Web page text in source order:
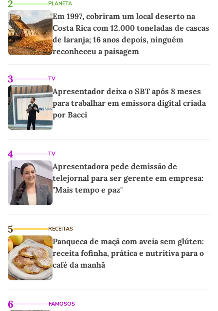
2 PLANETA
Em 1997, cobriram um local deserto na
Costa Rica com 12.000 toneladas de cascas
de laranja; 16 anos depois, ninguém
reconheceu a paisagem
3 TV
Apresentador deixa o SBT após 8 meses
para trabalhar em emissora digital criada
por Bacci
4 TV
Apresentadora pede demissão de
telejornal para ser gerente em empresa:
"Mais tempo e paz"
5 RECEITAS
Panqueca de maçã com aveia sem glúten:
receita fofinha, prática e nutritiva para o
café da manhã
6 FAMOSOS